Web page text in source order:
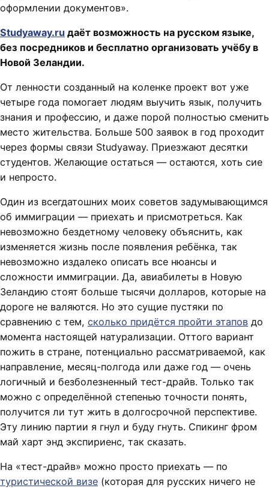
оформлении документов».
Studyaway.ru даёт возможность на русском языке,
без посредников и бесплатно организовать учёбу в
Новой Зеландии.
От ленности созданный на коленке проект вот уже
четыре года помогает людям выучить язык, получить
знания и профессию, и даже порой полностью сменить
место жительства. Больше 500 заявок в год проходит
через формы связи Studyaway. Приезжают десятки
студентов. Желающие остаться — остаются, хоть сие
и непросто.
Один из всегдатошних моих советов задумывающимся
об иммиграции — приехать и присмотреться. Как
невозможно бездетному человеку объяснить, как
изменяется жизнь после появления ребёнка, так
невозможно издалеко описать все нюансы и
сложности иммиграции. Да, авиабилеты в Новую
Зеландию стоят больше тысячи долларов, которые на
дороге не валяются. Но это сущие пустяки по
сравнению с тем, сколько придётся пройти этапов до
момента настоящей натурализации. Оттого вариант
пожить в стране, потенциально рассматриваемой, как
направление, месяц-полгода или даже год — очень
логичный и безболезненный тест-драйв. Только так
можно с определённой степенью точности понять,
получится ли тут жить в долгосрочной перспективе.
Эту линию партии я гнул и буду гнуть. Спикинг фром
май харт энд экспириенс, так сказать.
На «тест-драйв» можно просто приехать — по
туристической визе (которая для русских ничего не